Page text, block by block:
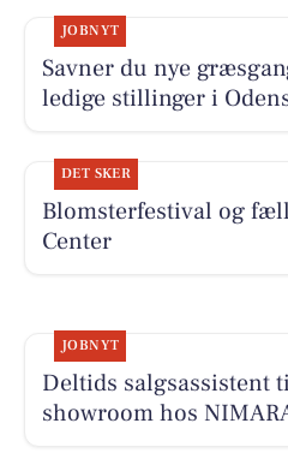
JOBNYT
Savner du nye
ledige stillinger i
DET SKER
Blomsterfestival og
Center
JOBNYT
Deltids salgsassistent
showroom hos